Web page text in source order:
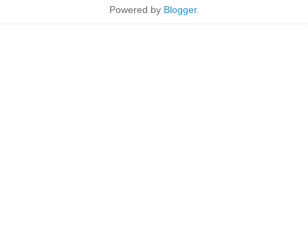
Powered by Blogger.